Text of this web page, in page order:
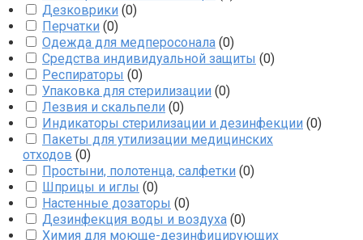
Дезковрики (0)
Перчатки (0)
Одежда для медперосонала (0)
Средства индивидуальной защиты (0)
Респираторы (0)
Упаковка для стерилизации (0)
Лезвия и скальпели (0)
Индикаторы стерилизации и дезинфекции (0)
Пакеты для утилизации медицинских
отходов (0)
Простыни, полотенца, салфетки (0)
Шприцы и иглы (0)
Настенные дозаторы (0)
Дезинфекция воды и воздуха (0)
Химия для моюще-дезинфицирующих